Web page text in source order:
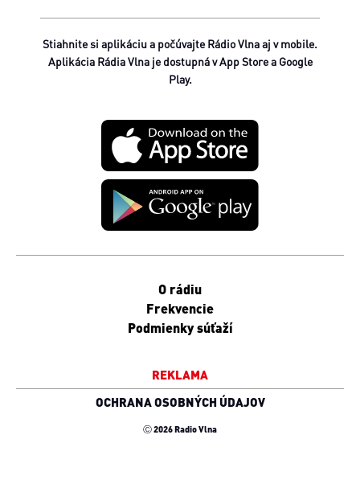
Stiahnite si aplikáciu a počúvajte Rádio Vlna aj v mobile.
Aplikácia Rádia Vlna je dostupná v App Store a Google
Play.
O rádiu
Frekvencie
Podmienky súťaží
REKLAMA
OCHRANA OSOBNÝCH ÚDAJOV
Ⓒ 2026 Radio Vlna